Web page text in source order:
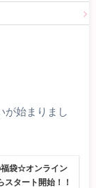
が始まりまし
袋☆オンライン
タート開始！！